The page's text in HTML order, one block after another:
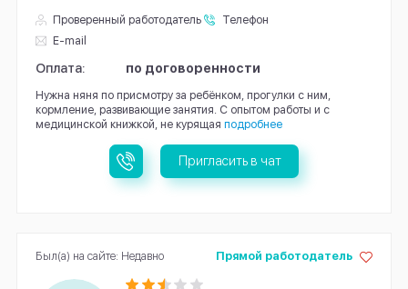
Проверенный работодатель
Телефон
E-mail
Оплата: по договоренности
Нужна няня по присмотру за ребёнком, прогулки с ним,
кормление, развивающие занятия. С опытом работы и с
медицинской книжкой, не курящая подробнее
Пригласить в чат
Прямой работодатель
Был(а) на сайте: Недавно